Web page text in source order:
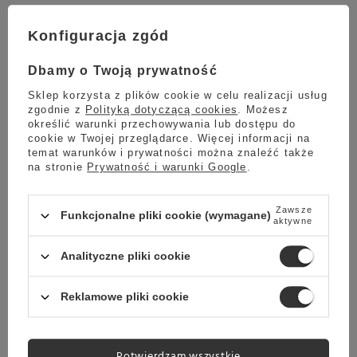
Metropolitan Black (EC)
4 499,00 zł
3 199,00 zł
Najniższa cena z ostatnich 30 dni:
3 399,00 zł -5%
Darmowa dostawa
OUTLET 87426 - Ekspres do kawy Jura ENA 8 Full
Metropolitan Black (EC)
4 499,00 zł
3 199,00 zł
Oszczedź
Konfiguracja zgód
Dbamy o Twoją prywatność
Sklep korzysta z plików cookie w celu realizacji usług
zgodnie z Polityką dotyczącą cookies . Możesz
określić warunki przechowywania lub dostępu do
cookie w Twojej przeglądarce. Więcej informacji na
temat warunków i prywatności można znaleźć także
na stronie Prywatność i warunki Google .
Funkcjonalne pliki cookie (wymagane) Zawsze
aktywne
Analityczne pliki cookie
Reklamowe pliki cookie